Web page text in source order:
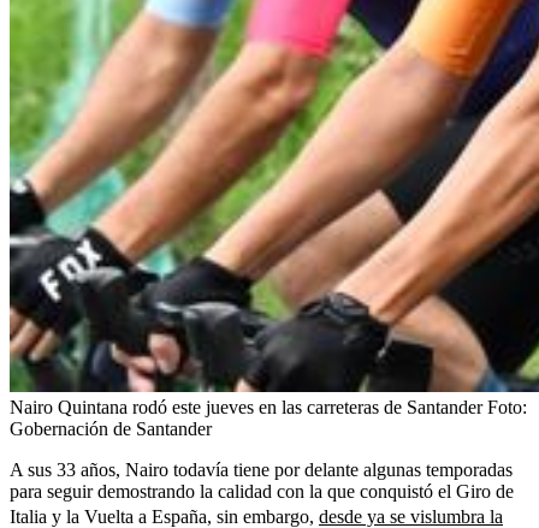
Nairo Quintana rodó este jueves en las carreteras de SantanderFoto:
Gobernación de Santander
A sus 33 años, Nairo todavía tiene por delante algunas temporadas
para seguir demostrando la calidad con la que conquistó el Giro de
Italia y la Vuelta a España, sin embargo, desde ya se vislumbra la